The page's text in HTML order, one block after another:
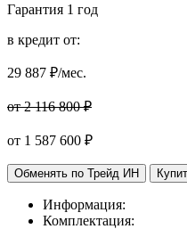
Гарантия 1 год
в кредит от:
29 887 ₽/мес.
от 2 116 800 ₽
от 1 587 600 ₽
Обменять по Трейд ИН
Информация:
Комплектация: